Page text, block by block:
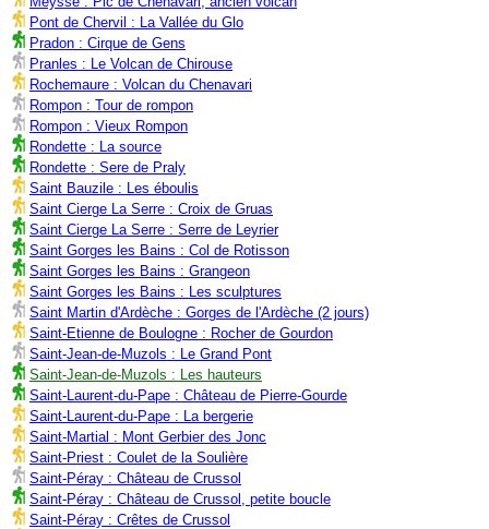
Pont de Chervil : La Vallée du Glo
Pradon : Cirque de Gens
Pranles : Le Volcan de Chirouse
Rochemaure : Volcan du Chenavari
Rompon : Tour de rompon
Rompon : Vieux Rompon
Rondette : La source
Rondette : Sere de Praly
Saint Bauzile : Les éboulis
Saint Cierge La Serre : Croix de Gruas
Saint Cierge La Serre : Serre de Leyrier
Saint Gorges les Bains : Col de Rotisson
Saint Gorges les Bains : Grangeon
Saint Gorges les Bains : Les sculptures
Saint Martin d'Ardèche : Gorges de l'Ardèche (2 jours)
Saint-Etienne de Boulogne : Rocher de Gourdon
Saint-Jean-de-Muzols : Le Grand Pont
Saint-Jean-de-Muzols : Les hauteurs
Saint-Laurent-du-Pape : Château de Pierre-Gourde
Saint-Laurent-du-Pape : La bergerie
Saint-Martial : Mont Gerbier des Jonc
Saint-Priest : Coulet de la Soulière
Saint-Péray : Château de Crussol
Saint-Péray : Château de Crussol, petite boucle
Saint-Péray : Crêtes de Crussol